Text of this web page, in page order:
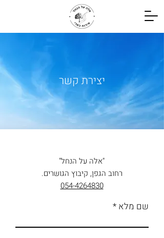
יצירת קשר
"אלה על הנחל"
רחוב הגפן, קיבוץ הגושרים.
054-4264830
שם מלא